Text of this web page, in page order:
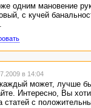
одним мановение
с кучей
в 14:04
может, лучше
Интересно, Вы
статей с